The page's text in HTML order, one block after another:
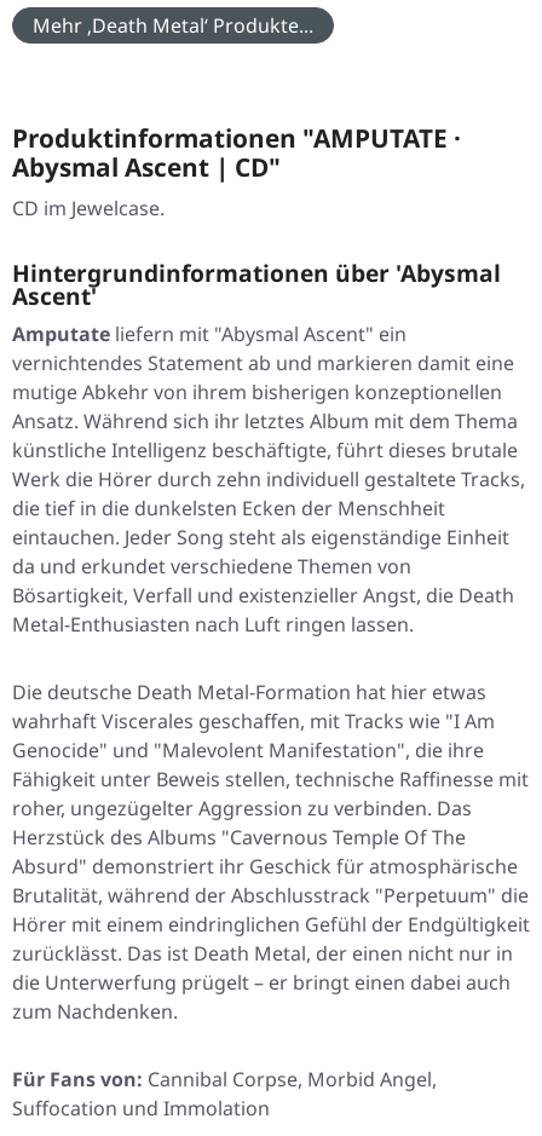
Mehr ‚Death Metal‘ Produkte...
Produktinformationen "AMPUTATE ·
Abysmal Ascent | CD"
CD im Jewelcase.
Hintergrundinformationen über 'Abysmal
Ascent'
Amputate liefern mit "Abysmal Ascent" ein
vernichtendes Statement ab und markieren damit eine
mutige Abkehr von ihrem bisherigen konzeptionellen
Ansatz. Während sich ihr letztes Album mit dem Thema
künstliche Intelligenz beschäftigte, führt dieses brutale
Werk die Hörer durch zehn individuell gestaltete Tracks,
die tief in die dunkelsten Ecken der Menschheit
eintauchen. Jeder Song steht als eigenständige Einheit
da und erkundet verschiedene Themen von
Bösartigkeit, Verfall und existenzieller Angst, die Death
Metal-Enthusiasten nach Luft ringen lassen.
Die deutsche Death Metal-Formation hat hier etwas
wahrhaft Viscerales geschaffen, mit Tracks wie "I Am
Genocide" und "Malevolent Manifestation", die ihre
Fähigkeit unter Beweis stellen, technische Raffinesse mit
roher, ungezügelter Aggression zu verbinden. Das
Herzstück des Albums "Cavernous Temple Of The
Absurd" demonstriert ihr Geschick für atmosphärische
Brutalität, während der Abschlusstrack "Perpetuum" die
Hörer mit einem eindringlichen Gefühl der Endgültigkeit
zurücklässt. Das ist Death Metal, der einen nicht nur in
die Unterwerfung prügelt – er bringt einen dabei auch
zum Nachdenken.
Für Fans von: Cannibal Corpse, Morbid Angel,
Suffocation und Immolation